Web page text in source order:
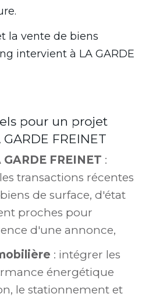
la vente de biens
intervient à LA GARDE
pour un projet
FREINET
FREINET :
transactions récentes
de surface, d'état
proches pour
d'une annonce,
: intégrer les
énergétique
le stationnement et